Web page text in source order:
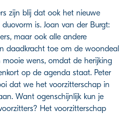
zijn blij dat ook het nieuwe
is. Joan van der Burgt:
maar ook alle andere
daadkracht toe om de woondeal
mooie wens, omdat de herijking
op de agenda staat. Peter
dat we het voorzitterschap in
Want ogenschijnlijk kun je
Het voorzitterschap